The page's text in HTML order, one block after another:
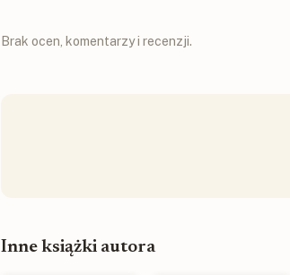
Brak ocen, komentarzy i recenzji.
Inne książki autora